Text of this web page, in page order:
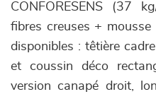
CONFORESENS (37
fibres creuses +
disponibles : têtière
et coussin déco
version canapé droit,